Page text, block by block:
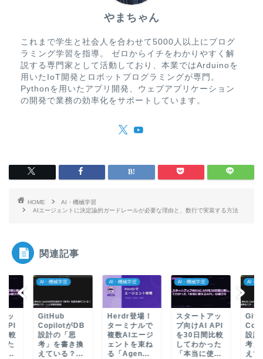
やまちゃん
これまで学生と社会人を合わせて5000人以上にプログ
ラミング学習を指導。 ゼロからイチをわかりやすく解
説する専門家として活動しており、本業ではArduinoを
用いたIoT開発とロボットプログラミングが専門。
Pythonを用いたアプリ開発、ウェブアプリケーション
の開発で業務の効率化をサポートしています。
HOME
AI・機械学習
AIエージェントに決定論的ガードレールが必要な理由と、数行で実装する方法
関連記事
ッ
較
た
...
AI・機械学習
GitHub
CopilotがDB
設計の「思
考」を書き換
えている？...
AI・機械学習
Herdr登場！
ターミナルで
複数AIエージ
ェントを束ね
る「Agen...
AI・機械学習
スタートアッ
プ向けAI API
を30日間比較
してわかった
「本当に使...
AI・機
設計
考」
え